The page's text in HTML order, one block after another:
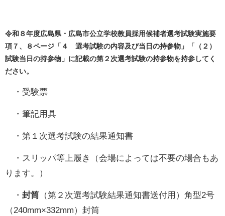
令和８年度広島県・広島市公立学校教員採用候補者選考試験実施要
項７、８ページ「４ 選考試験の内容及び当日の持参物」「（２）
試験当日の持参物」に記載の第２次選考試験の持参物を持参してく
ださい。
・受験票
・筆記用具
・第１次選考試験の結果通知書
・スリッパ等上履き（会場によっては不要の場合もあ
ります。）
・ 封筒 （第２次選考試験結果通知書送付用）角型2号
（240mm×332mm）封筒